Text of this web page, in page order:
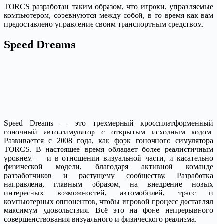
TORCS разработан таким образом, что игроки, управляемые
компьютером, соревнуются между собой, в то время как вам
предоставлено управление своим транспортным средством.
Speed Dreams
Speed Dreams — это трехмерный кроссплатформенный
гоночный авто-симулятор с открытым исходным кодом.
Развивается с 2008 года, как форк гоночного симулятора
TORCS. В настоящее время обладает более реалистичным
уровнем — и в отношении визуальной части, и касательно
физической модели, благодаря активной команде
разработчиков и растущему сообществу. Разработка
направлена, главным образом, на внедрение новых
интересных возможностей, автомобилей, трасс и
компьютерных оппонентов, чтобы игровой процесс доставлял
максимум удовольствия. Всё это на фоне непрерывного
совершенствования визуального и физического реализма.